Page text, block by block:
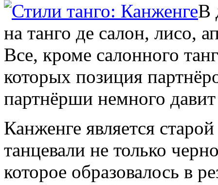
В
на танго де салон, лисо,
Все, кроме салонного
которых позиция
партнёрши немного
Канженге является
танцевали не только
которое образовалось в